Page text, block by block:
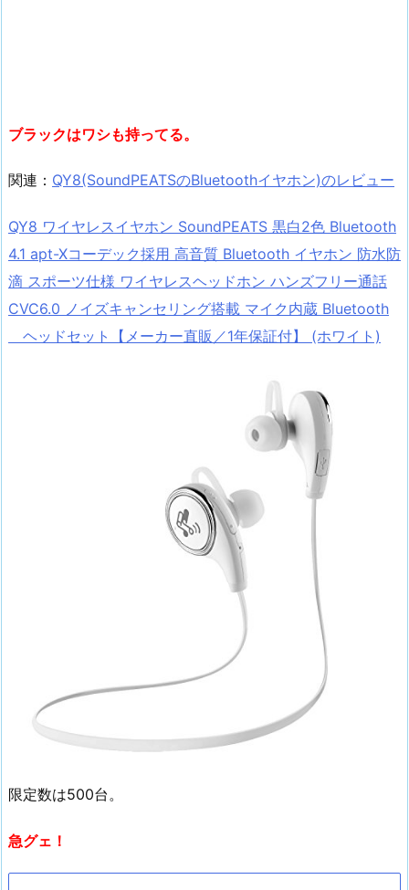
ブラックはワシも持ってる。
関連： QY8(SoundPEATSのBluetoothイヤホン)のレビュー
QY8 ワイヤレスイヤホン SoundPEATS 黒白2色 Bluetooth
4.1 apt-Xコーデック採用 高音質 Bluetooth イヤホン 防水防
滴 スポーツ仕様 ワイヤレスヘッドホン ハンズフリー通話
CVC6.0 ノイズキャンセリング搭載 マイク内蔵 Bluetooth
ヘッドセット【メーカー直販／1年保証付】 (ホワイト)
限定数は500台。
急グェ！